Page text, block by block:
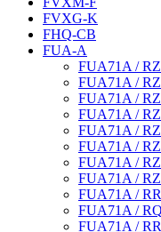
FVXG-K
FHQ-CB
FUA-A
FUA71A /
FUA71A /
FUA71A /
FUA71A /
FUA71A /
FUA71A /
FUA71A /
FUA71A /
FUA71A /
FUA71A /
FUA71A /